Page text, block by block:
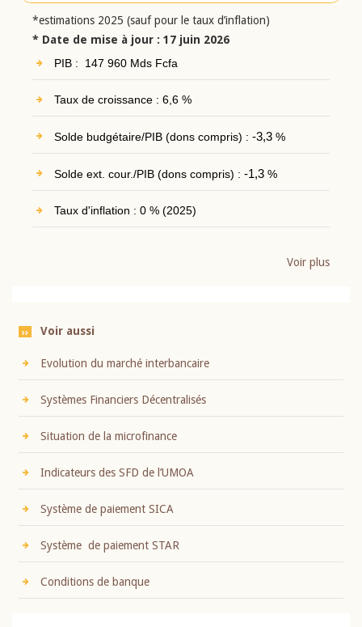
*estimations 2025 (sauf pour le taux d’inflation)
* Date de mise à jour : 17 juin 2026
PIB : 147 960 Mds Fcfa
Taux de croissance : 6,6 %
Solde budgétaire/PIB (dons compris) : -3,3%
Solde ext. cour./PIB (dons compris) : -1,3%
Taux d'inflation : 0 % (2025)
Voir plus
Voir aussi
Evolution du marché interbancaire
Systèmes Financiers Décentralisés
Situation de la microfinance
Indicateurs des SFD de l’UMOA
Système de paiement SICA
Système de paiement STAR
Conditions de banque